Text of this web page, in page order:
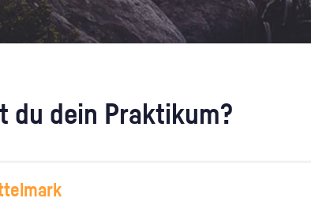
du dein Praktikum?